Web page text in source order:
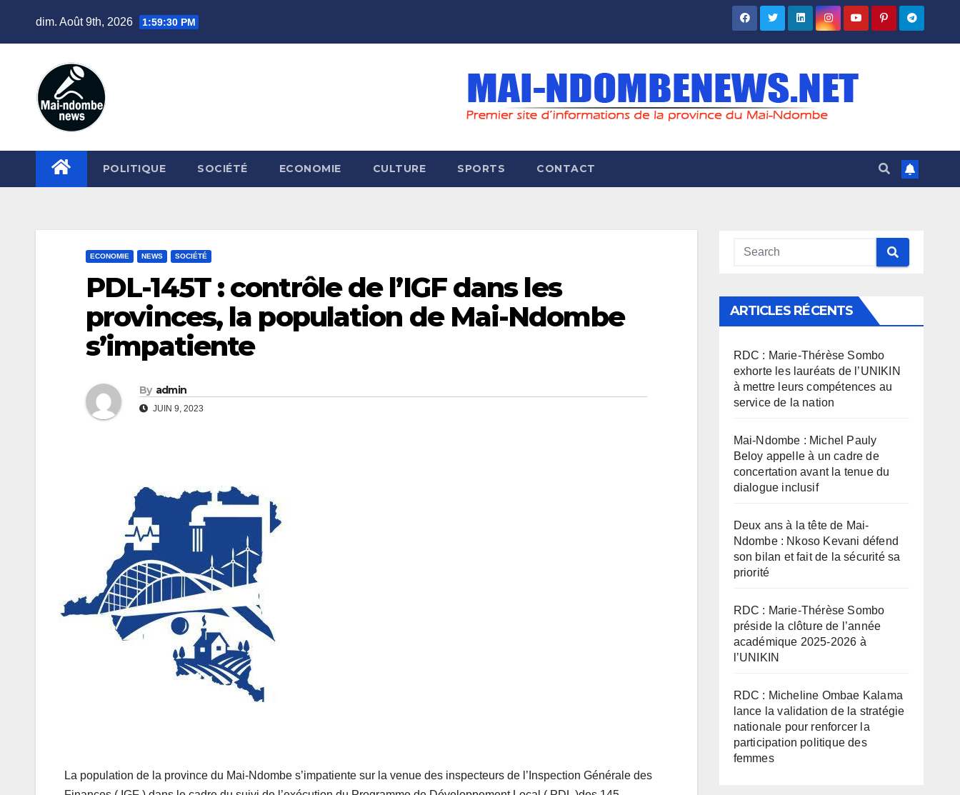
dim. Août 9th, 2026 1:59:31 PM
POLITIQUE SOCIÉTÉ ECONOMIE CULTURE SPORTS CONTACT
ECONOMIE NEWS SOCIÉTÉ
PDL-145T : contrôle de l’IGF dans les
provinces, la population de Mai-Ndombe
s’impatiente
By admin
JUIN 9, 2023
La population de la province du Mai-Ndombe s’impatiente sur la venue des inspecteurs de l’Inspection Générale des
ARTICLES RÉCENTS
RDC : Marie-Thérèse Sombo
exhorte les lauréats de l’UNIKIN
à mettre leurs compétences au
service de la nation
Mai-Ndombe : Michel Pauly
Beloy appelle à un cadre de
concertation avant la tenue du
dialogue inclusif
Deux ans à la tête de Mai-
Ndombe : Nkoso Kevani défend
son bilan et fait de la sécurité sa
priorité
RDC : Marie-Thérèse Sombo
préside la clôture de l’année
académique 2025-2026 à
l’UNIKIN
RDC : Micheline Ombae Kalama
lance la validation de la stratégie
nationale pour renforcer la
participation politique des
femmes